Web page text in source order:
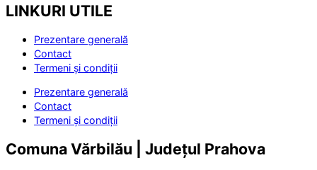
LINKURI UTILE
Prezentare generală
Contact
Termeni și condiții
Prezentare generală
Contact
Termeni și condiții
Comuna Vărbilău | Județul Prahova